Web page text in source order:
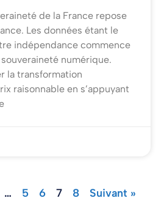
de la France repose
Les données étant le
indépendance commence
numérique.
la transformation
raisonnable en s’appuyant
… 5 6 7 8 Suivant »